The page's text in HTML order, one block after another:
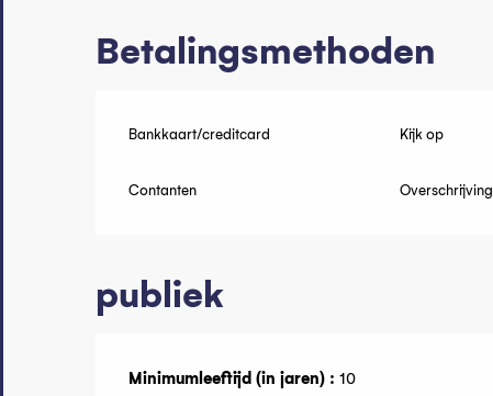
Betalingsmethoden
Bankkaart/creditcard Kijk op
Contanten Overschrijving
publiek
Minimumleeftijd (in jaren) : 10